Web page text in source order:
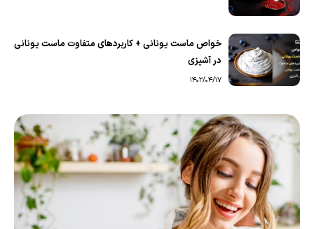
خواص ماست یونانی + کاربردهای متفاوت ماست یونانی
در آشپزی
1402/04/17